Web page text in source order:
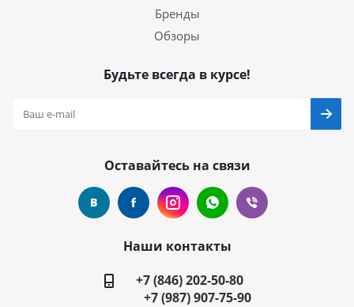
Бренды
Обзоры
Будьте всегда в курсе!
Оставайтесь на связи
Наши контакты
+7 (846) 202-50-80
+7 (987) 907-75-90